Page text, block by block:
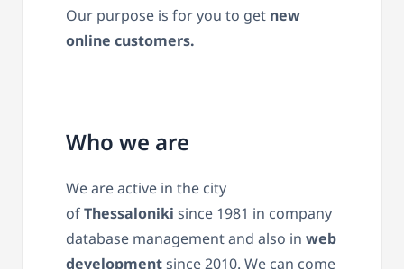
Our purpose is for you to get new
online customers.
Who we are
We are active in the city
ofThessaloniki since 1981 in company
database management and also in web
developmentsince 2010. We can come